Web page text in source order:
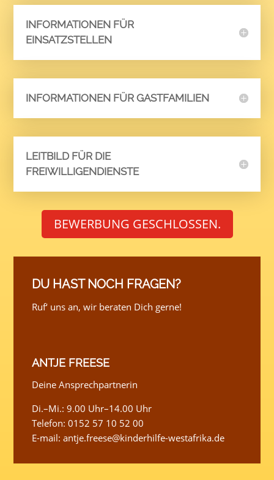
INFORMATIONEN FÜR
EINSATZSTELLEN
INFORMATIONEN FÜR GASTFAMILIEN
LEITBILD FÜR DIE
FREIWILLIGENDIENSTE
BEWERBUNG GESCHLOSSEN.
DU HAST NOCH FRAGEN?
Ruf‘ uns an, wir beraten Dich gerne!
ANTJE FREESE
Deine Ansprechpartnerin
Di.–Mi.: 9.00 Uhr–14.00 Uhr
Telefon: 0152 57 10 52 00
E-mail:antje.freese@kinderhilfe-westafrika.de